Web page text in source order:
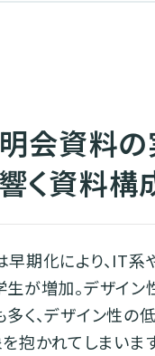
会資料の
く資料構
期化により、IT系
が増加。デザイン
く、デザイン性の
抱かれてしまいま